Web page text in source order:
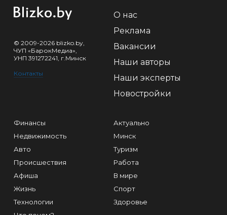
© 2009-2026 blizko.by,
ЧУП «БарокМедиа»,
УНП 391272241, г.Минск
Контакты
О нас
Реклама
Вакансии
Наши авторы
Наши эксперты
Новостройки
Финансы
Недвижимость
Авто
Происшествия
Афиша
Жизнь
Технологии
Актуально
Минск
Туризм
Работа
В мире
Спорт
Здоровье